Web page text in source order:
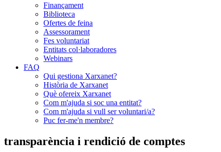
Finançament
Biblioteca
Ofertes de feina
Assessorament
Fes voluntariat
Entitats col·laboradores
Webinars
FAQ
Qui gestiona Xarxanet?
Història de Xarxanet
Què ofereix Xarxanet
Com m'ajuda si soc una entitat?
Com m'ajuda si vull ser voluntari/a?
Puc fer-me'n membre?
transparència i rendició de comptes